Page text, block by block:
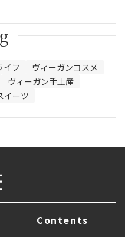
イフ
ヴィーガンコスメ
ヴィーガン手土産
イーツ
Contents